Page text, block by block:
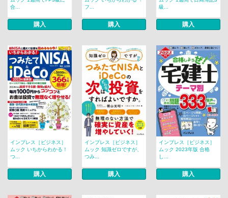
合...
購入
フ...
購入
級...
購入
インプレス［ビジネス］
ムック いちからわかる！
つ...
購入
インプレス［ビジネス］
ムック 知識ゼロですが、
つみ...
購入
インプレス［ビジネス］
ムック 2023年版 合格
し...
購入